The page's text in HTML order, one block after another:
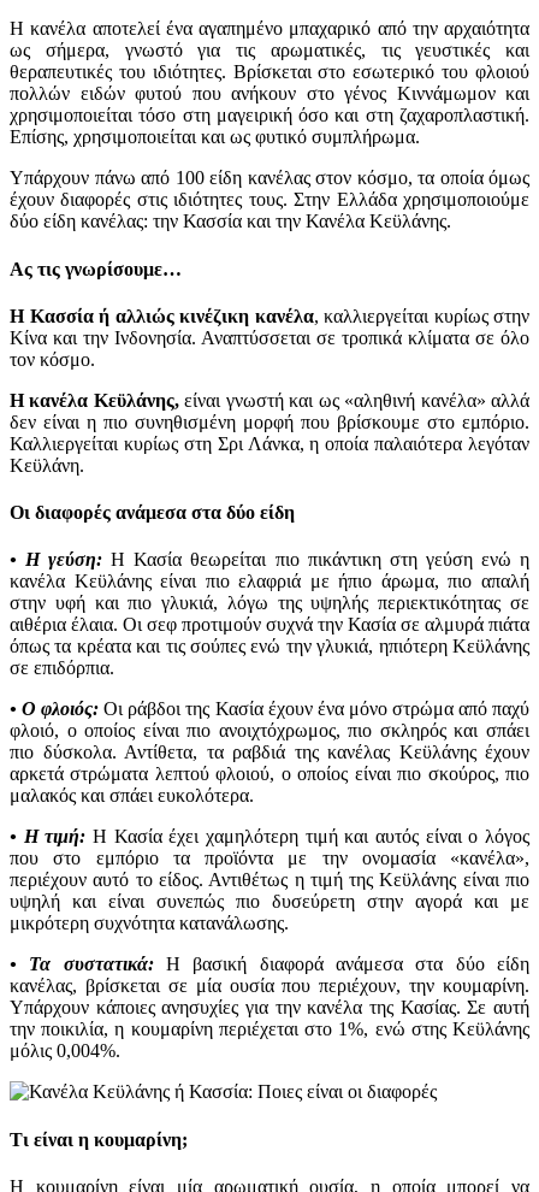
Η κανέλα αποτελεί ένα αγαπημένο μπαχαρικό από την αρχαιότητα
ως σήμερα, γνωστό για τις αρωματικές, τις γευστικές και
θεραπευτικές του ιδιότητες. Βρίσκεται στο εσωτερικό του φλοιού
πολλών ειδών φυτού που ανήκουν στο γένος Κιννάμωμον και
χρησιμοποιείται τόσο στη μαγειρική όσο και στη ζαχαροπλαστική.
Επίσης, χρησιμοποιείται και ως φυτικό συμπλήρωμα.
Υπάρχουν πάνω από 100 είδη κανέλας στον κόσμο, τα οποία όμως
έχουν διαφορές στις ιδιότητες τους. Στην Ελλάδα χρησιμοποιούμε
δύο είδη κανέλας: την Κασσία και την Κανέλα Κεϋλάνης.
Ας τις γνωρίσουμε…
Η Κασσία ή αλλιώς κινέζικη κανέλα, καλλιεργείται κυρίως στην
Κίνα και την Ινδονησία. Αναπτύσσεται σε τροπικά κλίματα σε όλο
τον κόσμο.
Η κανέλα Κεϋλάνης,είναι γνωστή και ως «αληθινή κανέλα» αλλά
δεν είναι η πιο συνηθισμένη μορφή που βρίσκουμε στο εμπόριο.
Καλλιεργείται κυρίως στη Σρι Λάνκα, η οποία παλαιότερα λεγόταν
Κεϋλάνη.
Οι διαφορές ανάμεσα στα δύο είδη
• Η γεύση: Η Κασία θεωρείται πιο πικάντικη στη γεύση ενώ η
κανέλα Κεϋλάνης είναι πιο ελαφριά με ήπιο άρωμα, πιο απαλή
στην υφή και πιο γλυκιά, λόγω της υψηλής περιεκτικότητας σε
αιθέρια έλαια. Οι σεφ προτιμούν συχνά την Κασία σε αλμυρά πιάτα
όπως τα κρέατα και τις σούπες ενώ την γλυκιά, ηπιότερη Κεϋλάνης
σε επιδόρπια.
• Ο φλοιός: Οι ράβδοι της Κασία έχουν ένα μόνο στρώμα από παχύ
φλοιό, ο οποίος είναι πιο ανοιχτόχρωμος, πιο σκληρός και σπάει
πιο δύσκολα. Αντίθετα, τα ραβδιά της κανέλας Κεϋλάνης έχουν
αρκετά στρώματα λεπτού φλοιού, ο οποίος είναι πιο σκούρος, πιο
μαλακός και σπάει ευκολότερα.
• Η τιμή: Η Κασία έχει χαμηλότερη τιμή και αυτός είναι ο λόγος
που στο εμπόριο τα προϊόντα με την ονομασία «κανέλα»,
περιέχουν αυτό το είδος. Αντιθέτως η τιμή της Κεϋλάνης είναι πιο
υψηλή και είναι συνεπώς πιο δυσεύρετη στην αγορά και με
μικρότερη συχνότητα κατανάλωσης.
• Τα συστατικά:Η βασική διαφορά ανάμεσα στα δύο είδη
κανέλας, βρίσκεται σε μία ουσία που περιέχουν, την κουμαρίνη.
Υπάρχουν κάποιες ανησυχίες για την κανέλα της Κασίας. Σε αυτή
την ποικιλία, η κουμαρίνη περιέχεται στο 1%, ενώ στης Κεϋλάνης
μόλις 0,004%.
Τι είναι η κουμαρίνη;
Η κουμαρίνη είναι μία αρωματική ουσία, η οποία μπορεί να